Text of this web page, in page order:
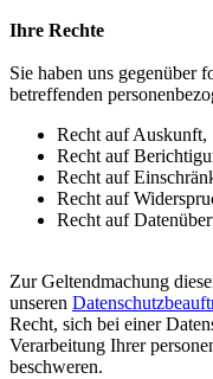
Ihre Rechte
Sie haben uns gegenüber
betreffenden
Recht auf Auskunft,
Recht auf
Recht auf
Recht auf
Recht auf
Zur Geltendmachung
unseren
Recht, sich bei einer
Verarbeitung Ihrer
beschweren.